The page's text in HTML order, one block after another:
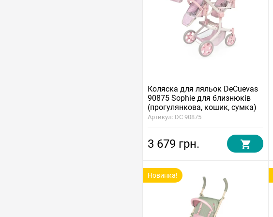
Коляска для ляльок DeCuevas
90875 Sophie для близнюків
(прогулянкова, кошик, сумка)
Артикул: DC 90875
3 679 грн.
Новинка!